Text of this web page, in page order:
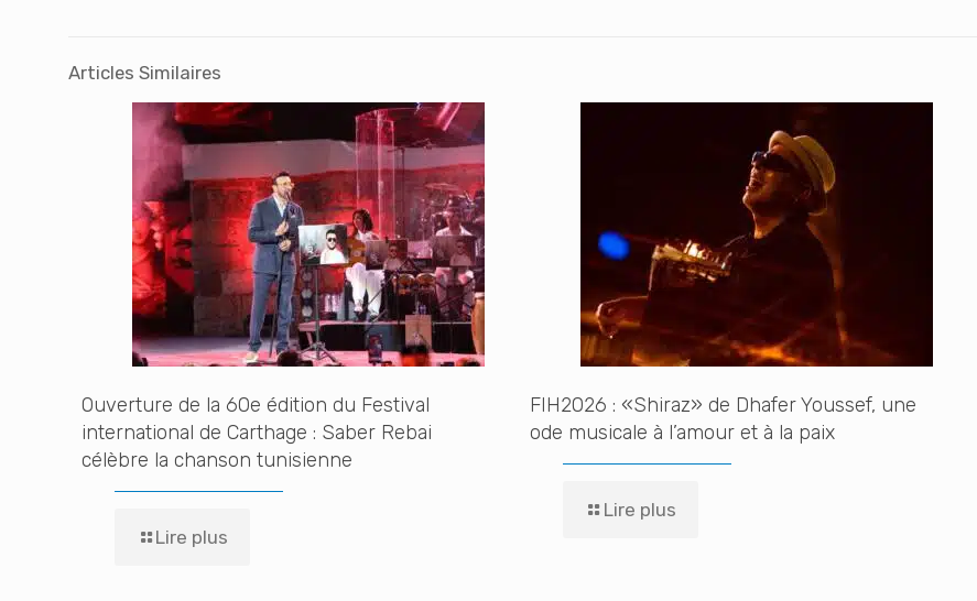
Articles Similaires
Ouverture de la 60e édition du Festival
international de Carthage : Saber Rebai
célèbre la chanson tunisienne
Lire plus
FIH2026 : «Shiraz» de Dhafer Youssef, une
ode musicale à l’amour et à la paix
Lire plus